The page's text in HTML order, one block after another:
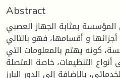
Abstract
بمثابة الجهاز العصبي
و أقسامها، فهو بالتالي
كونه يهتم بالمعلومات التي
التنظيمات، خاصة المتصلة
بالإضافة إلى الدور البارز